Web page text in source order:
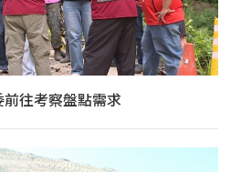
往考察盤點需求